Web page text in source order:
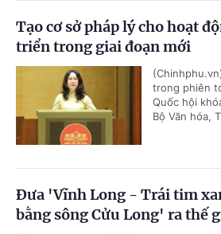
Tạo cơ sở pháp lý cho hoạt
triển trong giai đoạn mới
trong phiên
Quốc hội
Bộ Văn hóa,
Đưa 'Vĩnh Long - Trái tim
bằng sông Cửu Long' ra thế